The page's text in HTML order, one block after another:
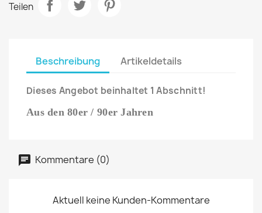
Teilen
Beschreibung Artikeldetails
Dieses Angebot beinhaltet 1 Abschnitt!
Aus den 80er / 90er Jahren
Kommentare (0)
Aktuell keine Kunden-Kommentare